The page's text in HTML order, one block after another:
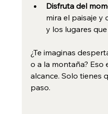
Disfruta del
mira el paisaje y
y los lugares que
¿Te imaginas
o a la montaña? Eso
alcance. Solo tienes
paso.